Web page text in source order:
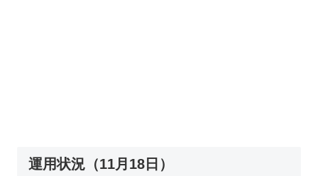
運用状況（11月18日）